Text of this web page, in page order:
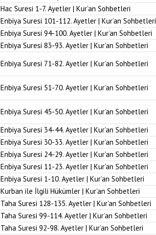
Hac Suresi 1-7. Ayetler | Kur’an Sohbetleri
Enbiya Suresi 101-112. Ayetler | Kur’an Sohbetleri
Enbiya Suresi 94-100. Ayetler | Kur’an Sohbetleri
Enbiya Suresi 83-93. Ayetler | Kur’an Sohbetleri
Enbiya Suresi 71-82. Ayetler | Kur’an Sohbetleri
Enbiya Suresi 51-70. Ayetler | Kur’an Sohbetleri
Enbiya Suresi 45-50. Ayetler | Kur’an Sohbetleri
Enbiya Suresi 34-44. Ayetler | Kur’an Sohbetleri
Enbiya Suresi 30-33. Ayetler | Kur’an Sohbetleri
Enbiya Suresi 24-29. Ayetler | Kur’an Sohbetleri
Enbiya Suresi 11-23. Ayetler | Kur’an Sohbetleri
Enbiya Suresi 1-10. Ayetler | Kur’an Sohbetleri
Kurban ile İlgili Hükümler | Kur’an Sohbetleri
Taha Suresi 128-135. Ayetler | Kur’an Sohbetleri
Taha Suresi 99-114. Ayetler | Kur’an Sohbetleri
Taha Suresi 92-98. Ayetler | Kur’an Sohbetleri